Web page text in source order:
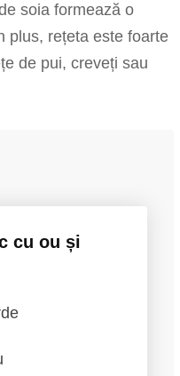
soia formează o
plus, rețeta este foarte
de pui, creveți sau
cu ou și